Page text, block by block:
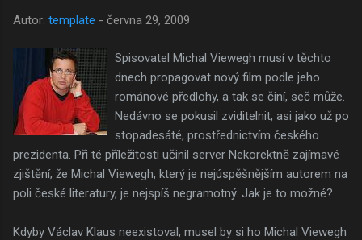
Autor: template - června 29, 2009
Spisovatel Michal Viewegh musí v těchto
dnech propagovat nový film podle jeho
románové předlohy, a tak se činí, seč může.
Nedávno se pokusil zviditelnit, asi jako už po
stopadesáté, prostřednictvím českého
prezidenta. Při té příležitosti učinil server Nekorektně zajímavé
zjištění; že Michal Viewegh, který je nejúspěšnějším autorem na
poli české literatury, je nejspíš negramotný. Jak je to možné?
Kdyby Václav Klaus neexistoval, musel by si ho Michal Viewegh